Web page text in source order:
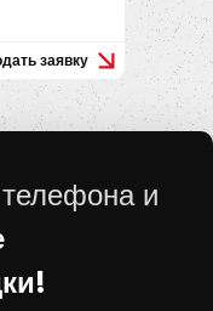
заявку
и